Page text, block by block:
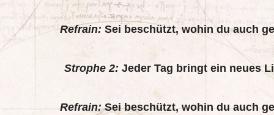
Refrain: Sei beschützt, wohin du auch
Strophe 2: Jeder Tag bringt ein neues
Refrain:Sei beschützt, wohin du auch